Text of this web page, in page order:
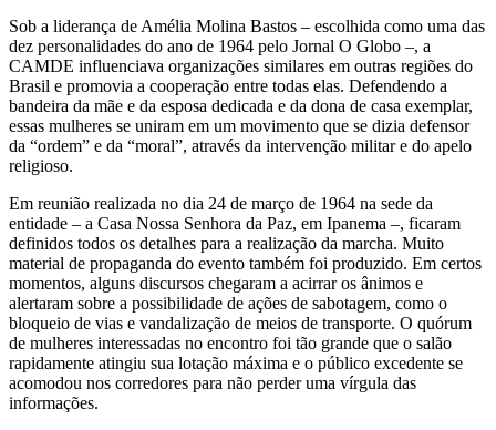
Sob a liderança de Amélia Molina Bastos – escolhida como uma das
dez personalidades do ano de 1964 pelo Jornal O Globo –, a
CAMDE influenciava organizações similares em outras regiões do
Brasil e promovia a cooperação entre todas elas. Defendendo a
bandeira da mãe e da esposa dedicada e da dona de casa exemplar,
essas mulheres se uniram em um movimento que se dizia defensor
da “ordem” e da “moral”, através da intervenção militar e do apelo
religioso.
Em reunião realizada no dia 24 de março de 1964 na sede da
entidade – a Casa Nossa Senhora da Paz, em Ipanema –, ficaram
definidos todos os detalhes para a realização da marcha. Muito
material de propaganda do evento também foi produzido. Em certos
momentos, alguns discursos chegaram a acirrar os ânimos e
alertaram sobre a possibilidade de ações de sabotagem, como o
bloqueio de vias e vandalização de meios de transporte. O quórum
de mulheres interessadas no encontro foi tão grande que o salão
rapidamente atingiu sua lotação máxima e o público excedente se
acomodou nos corredores para não perder uma vírgula das
informações.